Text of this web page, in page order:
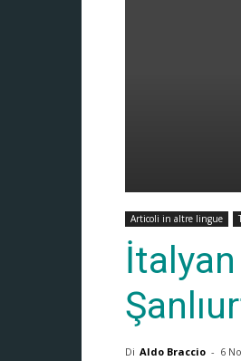
Articoli in altre lingue
Di Aldo Braccio - 6